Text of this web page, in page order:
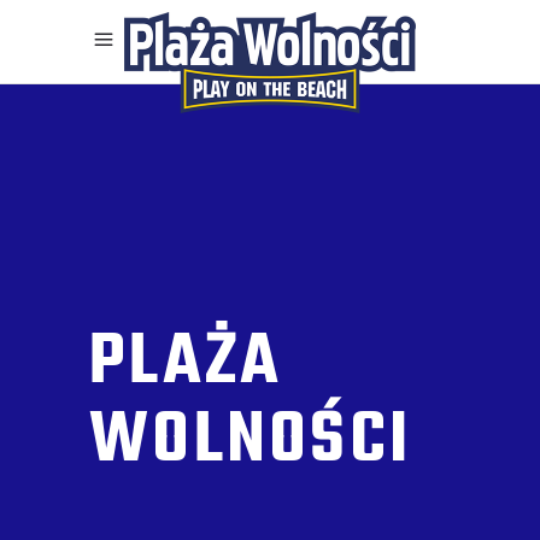
PLAŻA
WOLNOŚCI